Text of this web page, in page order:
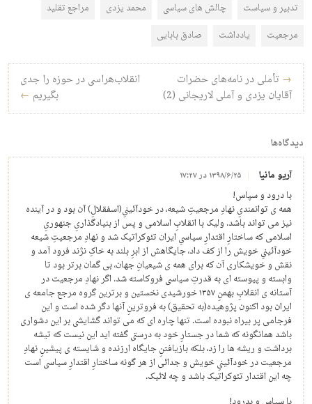
تدبیر و سیاست چالش های سیاسی محمد یزدی
مراجع تقلید
مرجعیت
یادداشت صادق بابایی
راه‌بری نوشته
→ تأملی در نامه‌های حضرات
آقایان یزدی و آملی لاریجانی (2)
انقلاب‌هراسی در حوزه را جدی
بگیریم ←
دیدگاه‌ها
آریو مانیا ۱۳۹۸/۶/۲۵ در ۱۷:۲۷
با درود و سپاس!
همه ی توانمندیِ نهادِ مرجعیتِ شیعه، در خودآئینیِ(اسفقلالِ) آن بود و در آینده
نیز می تواند باشد. ولیک با انقلابِ اسلامی و پس از بنیادگذاریِ جنهوریِ
اسلامی که ساختارِ اقتدارِ سیاسیِ ایران تئوکراتیک شد و نهادِ مرجعیتِ شیعه
خودآئینیِ خویش را از کف داد، جایگاهش از ابرِ بلند به خاکِ نژند فرود آمد و
نقش و خویشکاری آن که برای همه ی شیعیانِ جهان، بی گمان برتر بود تا
وابسته و پیوسته ای به قدرتِ سیاسی فروکاسته شد. اگر نهادِ مرجعیت در
آستانه ی انقلابِ بهمنِ ۱۳۵۷ خورشیدی نخستین و برترین گروه مرجع جامعه ی
ایران بود اکنون پژوهیده(به تحقیق) به فروترینِ آنها دگر شده است و این
فرجامی پر بیراه نبوده است. تنها چاره ای که می تواند گشایشی بر این دشواری
باشد همانگونه که شما در جستارِ خود به درستی گفته اید این نیست که تیشه
برداشت و ریشه ها را زد، بلکه بازیافتنِ جایگاه ارزنده و شایسته ی پیشینِ نهادِ
مرجعیت در خودآئینیِ خویش و جدائی از هر گونه ساختارِ اقتدارِ سیاسی است
چه این اقتدار تئوکراتیک باشد و چه لائیک.